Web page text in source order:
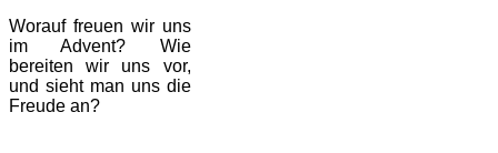
Worauf freuen wir uns
im Advent? Wie
bereiten wir uns vor,
und sieht man uns die
Freude an?